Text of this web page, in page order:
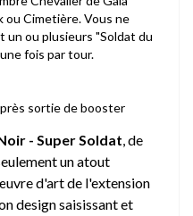
ou Cimetière. Vous ne
un ou plusieurs "Soldat du
fois par tour.
sortie de booster
- Super Soldat, de
un atout
d'art de l'extension
design saisissant et